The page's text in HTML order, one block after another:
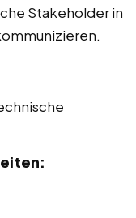
Stakeholder in